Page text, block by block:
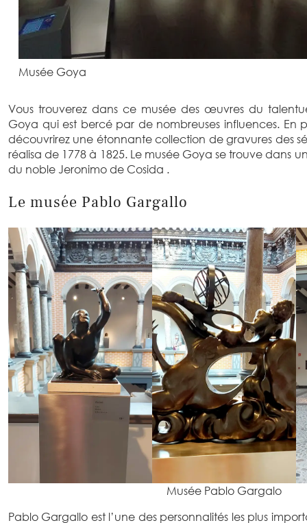
Musée Goya
Vous trouverez dans ce musée des œuvres du
Goya qui est bercé par de nombreuses influences. En
découvrirez une étonnante collection de gravures des
réalisa de 1778 à 1825. Le musée Goya se trouve dans
du noble Jeronimo de Cosida .
Le musée Pablo Gargallo
Musée Pablo Gargalo
Pablo Gargallo est l’une des personnalités les plus